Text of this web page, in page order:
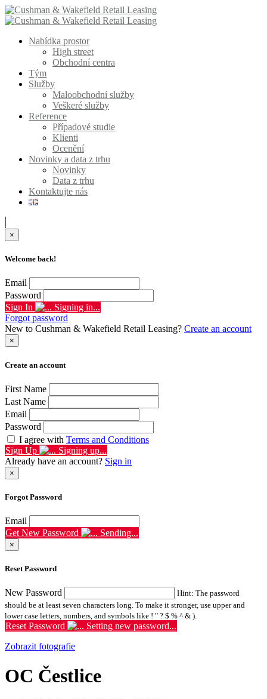
Nabídka prostor
High street
Obchodní centra
Tým
Služby
Maloobchodní služby
Veškeré služby
Reference
Případové studie
Klienti
Ocenění
Novinky a data z trhu
Novinky
Data z trhu
Kontaktujte nás
×
Welcome back!
Email
Password
Sign In
Signing in...
Forgot password
New to Cushman & Wakefield Retail Leasing? Create an account
×
Create an account
First Name
Last Name
Email
Password
I agree with Terms and Conditions
Sign Up
Signing up...
Already have an account? Sign in
×
Forgot Password
Email
Get New Password
Sending...
×
Reset Password
New Password
Hint: The password
should be at least seven characters long. To make it stronger, use upper and
lower case letters, numbers, and symbols like ! " ? $ % ^ & ).
Reset Password
Setting new password...
Zobrazit fotografie
OC Čestlice